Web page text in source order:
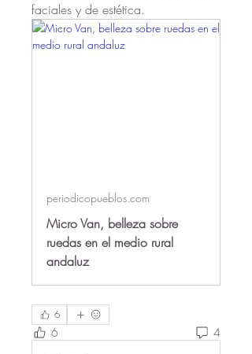
faciales y de estética.
periodicopueblos.com
Micro Van, belleza sobre
ruedas en el medio rural
andaluz
6
6 4